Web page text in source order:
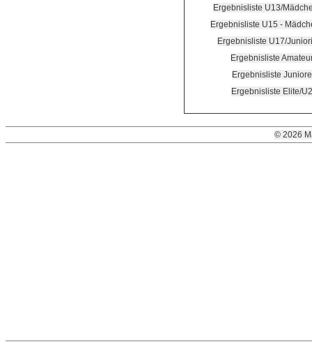
Ergebnisliste U13/
Ergebnisliste U15 -
Ergebnisliste U17/
Ergebnisliste
Ergebnisliste
Ergebnisliste Elite/
© 2026